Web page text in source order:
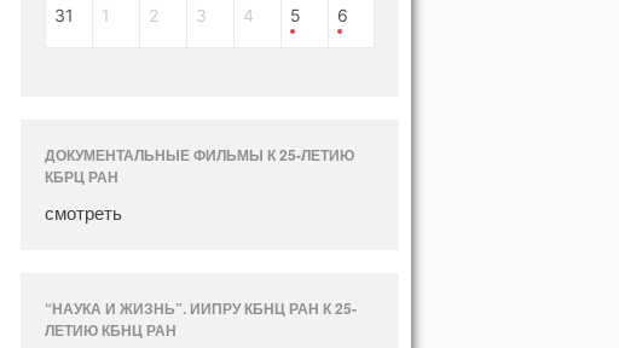
31 1 2 3 4 5 6
ДОКУМЕНТАЛЬНЫЕ ФИЛЬМЫ К 25-ЛЕТИЮ
КБРЦ РАН
смотреть
“НАУКА И ЖИЗНЬ”. ИИПРУ КБНЦ РАН К 25-
ЛЕТИЮ КБНЦ РАН